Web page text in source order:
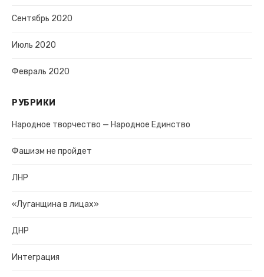
Сентябрь 2020
Июль 2020
Февраль 2020
РУБРИКИ
Народное творчество — Народное Единство
Фашизм не пройдет
ЛНР
«Луганщина в лицах»
ДНР
Интеграция